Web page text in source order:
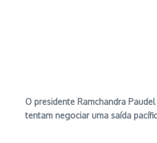
O presidente Ramchandra
tentam negociar uma saída